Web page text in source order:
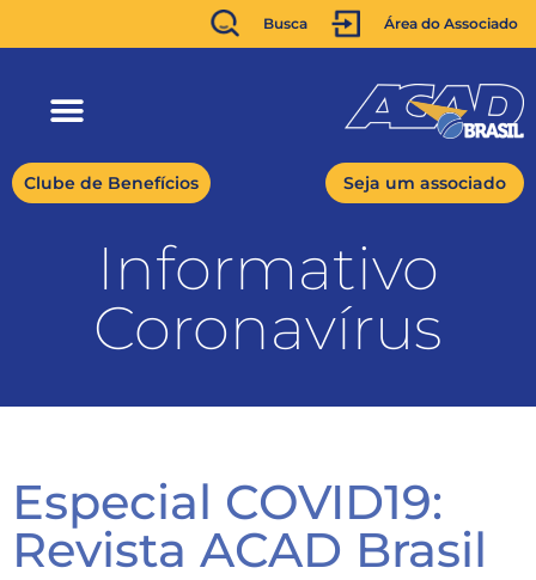
Busca Área do Associado
Clube de Benefícios Seja um associado
Informativo
Coronavírus
Especial COVID19:
Revista ACAD Brasil